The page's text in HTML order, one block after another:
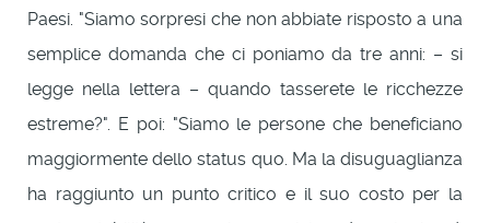
Paesi. "Siamo sorpresi che non abbiate risposto a una
semplice domanda che ci poniamo da tre anni: – si
legge nella lettera – quando tasserete le ricchezze
estreme?". E poi: "Siamo le persone che beneficiano
maggiormente dello status quo. Ma la disuguaglianza
ha raggiunto un punto critico e il suo costo per la